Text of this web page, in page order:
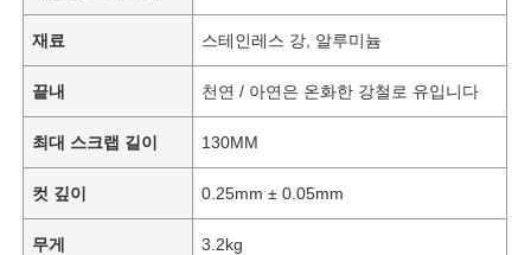
재료 스테인레스 강, 알루미늄
끝내 천연 / 아연은 온화한 강철로 유입니다
최대 스크랩 길이 130MM
컷 깊이 0.25mm ± 0.05mm
무게 3.2kg